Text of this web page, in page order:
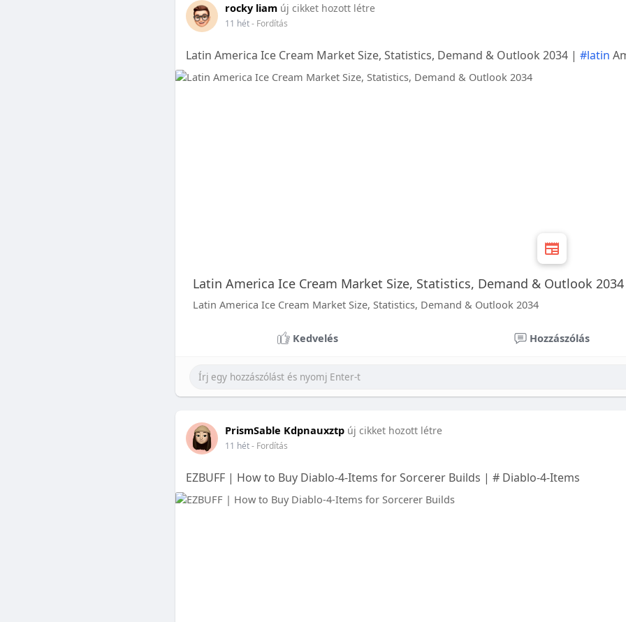
rocky liam új cikket hozott létre
11 hét- Fordítás
Latin America Ice Cream Market Size, Statistics, Demand & Outlook 2034 | #latin
Latin America Ice Cream Market Size, Statistics, Demand & Outlook 2034
Latin America Ice Cream Market Size, Statistics, Demand & Outlook 2034
Kedvelés Hozzászólás
PrismSable Kdpnauxztp új cikket hozott létre
11 hét- Fordítás
EZBUFF | How to Buy Diablo-4-Items for Sorcerer Builds | # Diablo-4-Items